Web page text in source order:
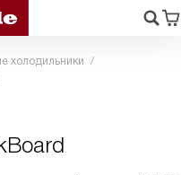
холодильники